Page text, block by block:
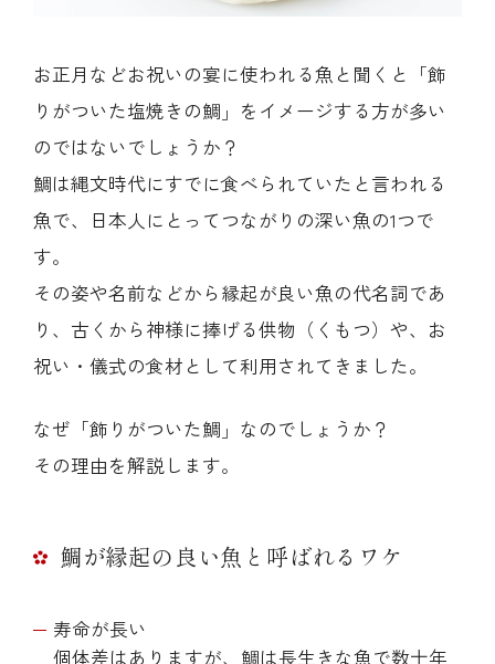
お正月などお祝いの宴に使われる魚と聞くと「飾
りがついた塩焼きの鯛」をイメージする方が多い
のではないでしょうか？
鯛は縄文時代にすでに食べられていたと言われる
魚で、日本人にとってつながりの深い魚の1つで
す。
その姿や名前などから縁起が良い魚の代名詞であ
り、古くから神様に捧げる供物（くもつ）や、お
祝い・儀式の食材として利用されてきました。
なぜ「飾りがついた鯛」なのでしょうか？
その理由を解説します。
鯛が縁起の良い魚と呼ばれるワケ
寿命が長い
個体差はありますが、鯛は長生きな魚で数十年